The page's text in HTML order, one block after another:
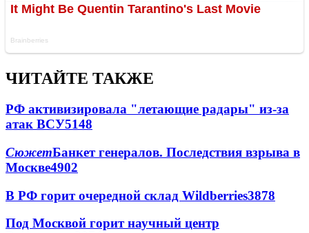
ЧИТАЙТЕ ТАКЖЕ
РФ активизировала "летающие радары" из-за
атак ВСУ5148
СюжетБанкет генералов. Последствия взрыва в
Москве4902
В РФ горит очередной склад Wildberries3878
Под Москвой горит научный центр